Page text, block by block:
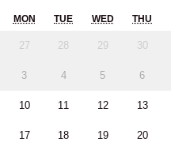
MON TUE WED THU
27 28 29 30
3 4 5 6
10 11 12 13
17 18 19 20